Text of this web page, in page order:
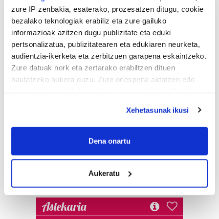
zure IP zenbakia, esaterako, prozesatzen ditugu, cookie
bezalako teknologiak erabiliz eta zure gailuko
informazioak azitzen dugu publizitate eta eduki
pertsonalizatua, publizitatearen eta edukiaren neurketa,
audientzia-ikerketa eta zerbitzuen garapena eskaintzeko.
Zure datuak nork eta zertarako erabiltzen dituen
hautatzeko aukera duzu. Zure onespena aldatzen edo
If you allow, we would also like to:
Collect information about your geographical
meters
Identify your device by actively scanning it for
specific characteristics (fingerprinting)
Find out more about how your personal data is processed
and set your preferences in the
details section.
Xehetasunak ikusi
Dena onartu
Aukeratu
Astekaria